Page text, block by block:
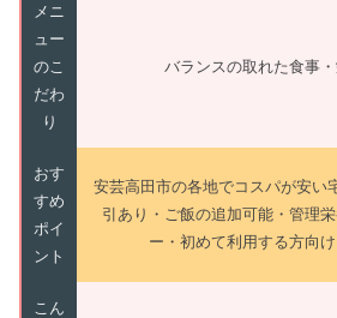
メニ
ュー
のこ
だわ
り
バランスの取れた食事
おす
すめ
ポイ
ント
安芸高田市の各地でコスパが安い
引あり・ご飯の追加可能・管理
ー・初めて利用する方向
こん